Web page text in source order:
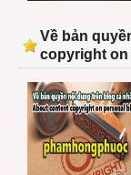
Về bản
copyright on